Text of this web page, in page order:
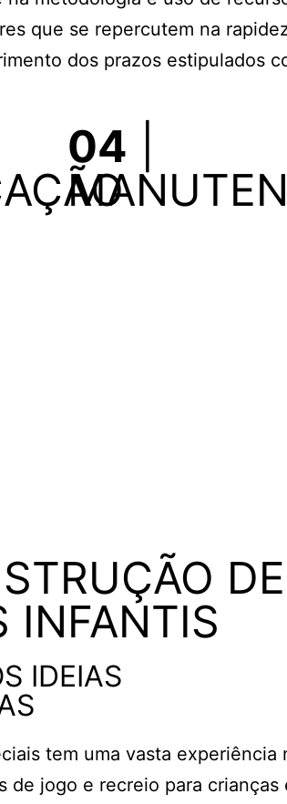
que se repercutem na
dos prazos estipulados
04
DE
INFANTIS
IDEIAS
tem uma vasta experiência
de jogo e recreio para crianças